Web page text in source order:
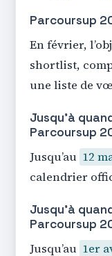
Parcoursup
En février,
shortlist,
une liste de
Jusqu’à
Parcoursup
Jusqu’au 12
calendrier
Jusqu’à
Parcoursup
Jusqu’au 1er